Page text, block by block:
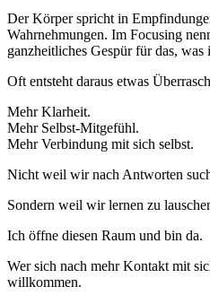
Der Körper spricht in
Wahrnehmungen. Im Focusing
ganzheitliches Gespür für das, was
Oft entsteht daraus etwas
Mehr Klarheit.
Mehr Selbst-Mitgefühl.
Mehr Verbindung mit sich selbst.
Nicht weil wir nach Antworten
Sondern weil wir lernen zu
Ich öffne diesen Raum und bin da.
Wer sich nach mehr Kontakt mit
willkommen.